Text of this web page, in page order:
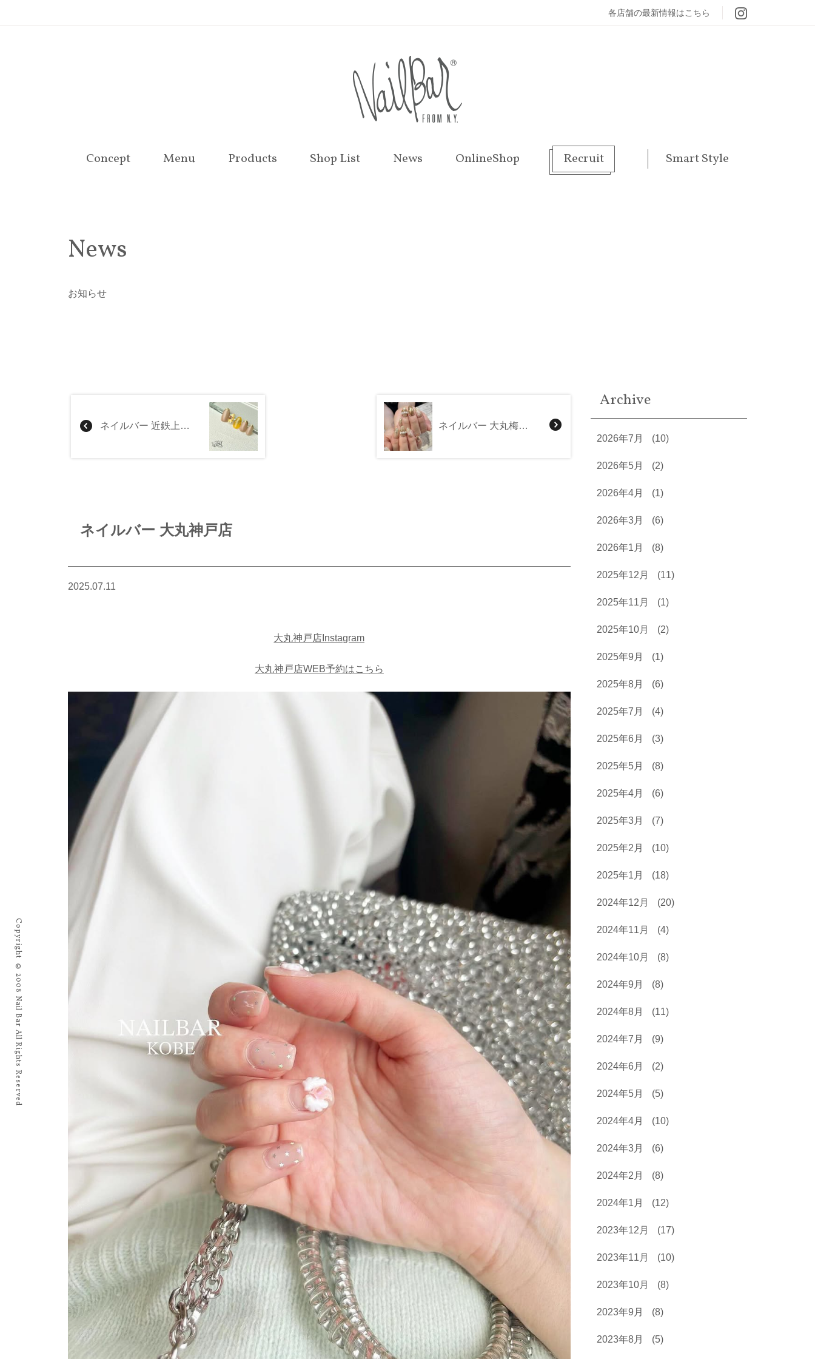
各店舗の最新情報はこちら
Concept Menu Products Shop List News OnlineShop Recruit Smart Style
News
お知らせ
ネイルバー 近鉄上本町店 ネイルバー 大丸梅田店
ネイルバー 大丸神戸店
2025.07.11
大丸神戸店Instagram
大丸神戸店WEB予約はこちら
Archive
2026年7月 (10)
2026年5月 (2)
2026年4月 (1)
2026年3月 (6)
2026年1月 (8)
2025年12月 (11)
2025年11月 (1)
2025年10月 (2)
2025年9月 (1)
2025年8月 (6)
2025年7月 (4)
2025年6月 (3)
2025年5月 (8)
2025年4月 (6)
2025年3月 (7)
2025年2月 (10)
2025年1月 (18)
2024年12月 (20)
2024年11月 (4)
2024年10月 (8)
2024年9月 (8)
2024年8月 (11)
2024年7月 (9)
2024年6月 (2)
2024年5月 (5)
2024年4月 (10)
2024年3月 (6)
2024年2月 (8)
2024年1月 (12)
2023年12月 (17)
2023年11月 (10)
2023年10月 (8)
2023年9月 (8)
2023年8月 (5)
Copyright © 2008 Nail Bar All Rights Reserved